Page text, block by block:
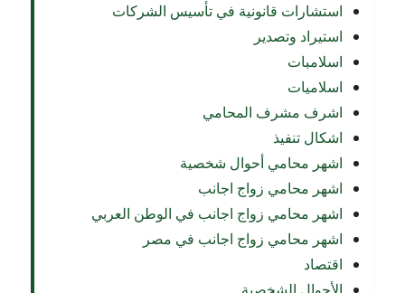
استشارات قانونية في تأسيس الشركات
استيراد وتصدير
اسلامبات
اسلاميات
اشرف مشرف المحامي
اشكال تنفيذ
اشهر محامي أحوال شخصية
اشهر محامي زواج اجانب
اشهر محامي زواج اجانب في الوطن العربي
اشهر محامي زواج اجانب في مصر
اقتصاد